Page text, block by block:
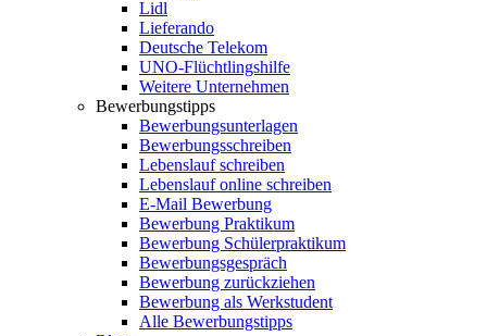
Lidl
Lieferando
Deutsche Telekom
UNO-Flüchtlingshilfe
Weitere Unternehmen
Bewerbungstipps
Bewerbungsunterlagen
Bewerbungsschreiben
Lebenslauf schreiben
Lebenslauf online schreiben
E-Mail Bewerbung
Bewerbung Praktikum
Bewerbung Schülerpraktikum
Bewerbungsgespräch
Bewerbung zurückziehen
Bewerbung als Werkstudent
Alle Bewerbungstipps